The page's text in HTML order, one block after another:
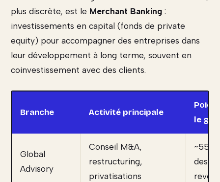
plus discrète, est le Merchant Banking :
investissements en capital (fonds de private
equity) pour accompagner des entreprises dans
leur développement à long terme, souvent en
coinvestissement avec des clients.
Branche Activité principale
Poids
le
Global
Advisory
Conseil M&A,
restructuring,
privatisations
~55-
des